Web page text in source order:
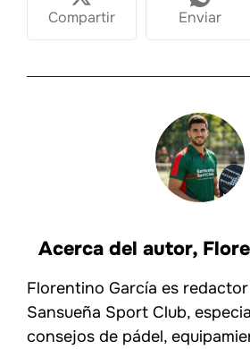
Compartir Enviar
Acerca del autor,
Florentino García es
Sansueña Sport Club,
consejos de pádel,